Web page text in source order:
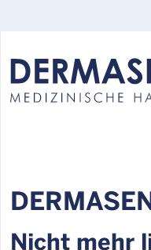
Nicht mehr